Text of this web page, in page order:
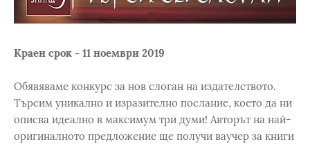
Краен срок - 11 ноември 2019
Обявяваме конкурс за нов слоган на издателството.
Търсим уникално и изразително послание, което да ни
описва идеално в максимум три думи! Авторът на най-
оригиналното предложение ще получи ваучер за книги